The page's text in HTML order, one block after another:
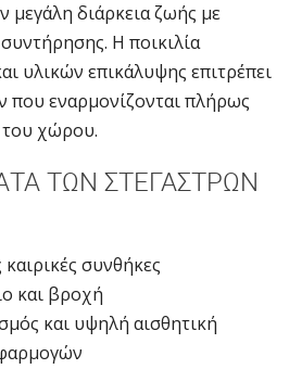
μεγάλη διάρκεια ζωής με
Η ποικιλία
υλικών επικάλυψης επιτρέπει
που εναρμονίζονται πλήρως
του χώρου.
ΤΩΝ ΣΤΕΓΆΣΤΡΩΝ
συνθήκες
και βροχή
και υψηλή αισθητική